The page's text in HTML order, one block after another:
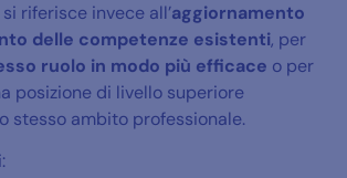
riferisce invece all’aggiornamento
delle competenze esistenti, per
ruolo in modo più efficace o per
posizione di livello superiore
stesso ambito professionale.